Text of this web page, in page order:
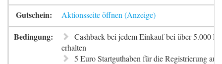
Aktionsseite öffnen
Cashback bei jedem Einkauf bei über 5.000
erhalten
5 Euro Startguthaben für die Registrierung